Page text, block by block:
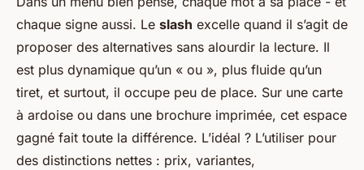
chaque signe aussi. Le slash excelle quand il s’agit de
proposer des alternatives sans alourdir la lecture. Il
est plus dynamique qu’un « ou », plus fluide qu’un
tiret, et surtout, il occupe peu de place. Sur une carte
à ardoise ou dans une brochure imprimée, cet espace
gagné fait toute la différence. L’idéal ? L’utiliser pour
des distinctions nettes : prix, variantes,